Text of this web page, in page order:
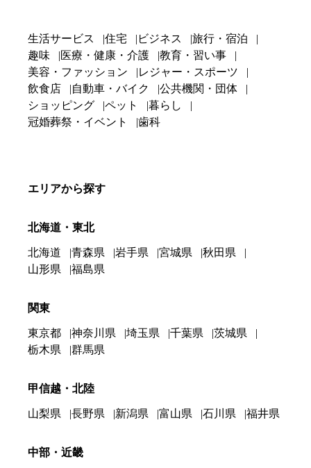
生活サービス 住宅 ビジネス
旅行・宿泊
趣味
医療・健康・介護
教育・習い事
美容・ファッション
レジャー・スポーツ
飲食店
自動車・バイク
公共機関・団体
ショッピング
ペット
暮らし
冠婚葬祭・イベント
歯科
エリアから探す
北海道・東北
北海道 青森県 岩手県 宮城県
秋田県
山形県
福島県
関東
東京都 神奈川県 埼玉県 千葉県
茨城県
栃木県
群馬県
甲信越・北陸
山梨県 長野県 新潟県 富山県 石川県 福井県
中部・近畿